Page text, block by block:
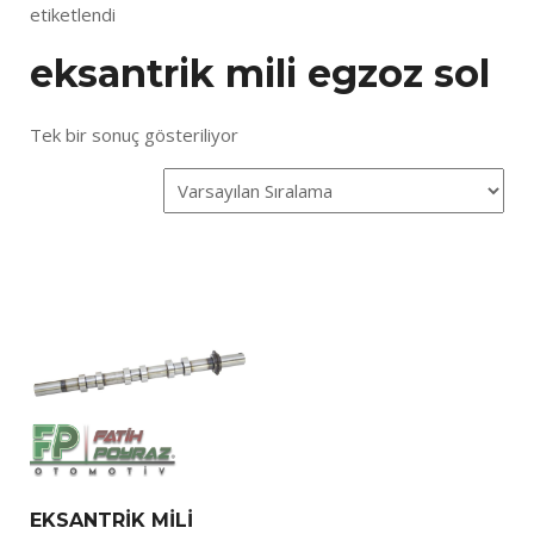
etiketlendi
eksantrik mili egzoz sol
Tek bir sonuç gösteriliyor
EKSANTRİK MİLİ